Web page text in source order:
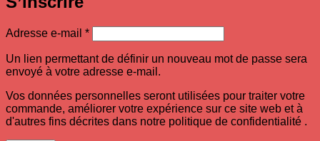
Adresse e-mail *Obligatoire
Un lien permettant de définir un nouveau mot de passe sera
envoyé à votre adresse e-mail.
Vos données personnelles seront utilisées pour traiter votre
commande, améliorer votre expérience sur ce site web et à
d'autres fins décrites dans notre politique de confidentialité .